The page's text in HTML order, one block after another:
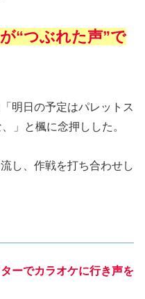
“つぶれた声”で
明日の予定はパレットス
」と楓に念押しした。
し、作戦を打ち合わせし
ーでカラオケに行き声を